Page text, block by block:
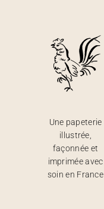
Une papeterie
illustrée,
façonnée et
imprimée avec
soin en France